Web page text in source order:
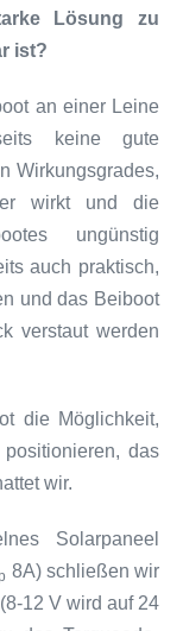
Lösung zu
ist?
an einer Leine
keine gute
Wirkungsgrades,
wirkt und die
ungünstig
auch praktisch,
und das Beiboot
verstaut werden
die Möglichkeit,
das
wir.
Solarpaneel
8A) schließen wir
12 V wird auf 24